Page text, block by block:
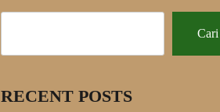
Cari
RECENT POSTS